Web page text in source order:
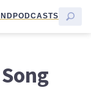
PODCASTS